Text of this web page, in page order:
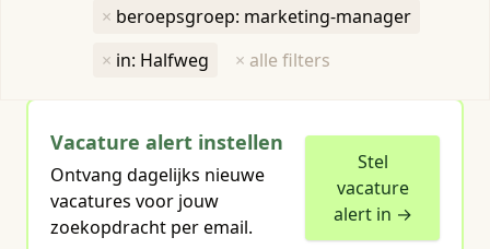
× beroepsgroep: marketing-manager
× in: Halfweg × alle filters
Humboldt heeft1groene vacature
voor je gevonden
Vacature alert instellen
Ontvang dagelijks nieuwe
vacatures voor jouw
zoekopdracht per email.
Stel
vacature
alert in →